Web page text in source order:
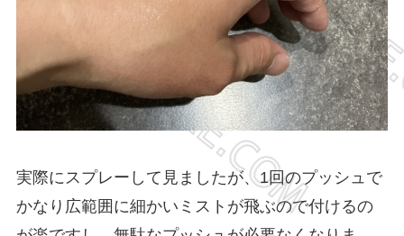
実際にスプレーして見ましたが、1回のプッシュで
かなり広範囲に細かいミストが飛ぶので付けるの